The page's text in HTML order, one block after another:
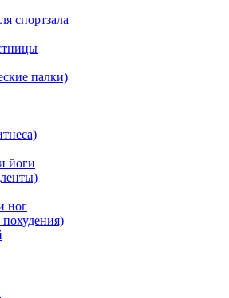
спортзала
палки)
йоги
ног